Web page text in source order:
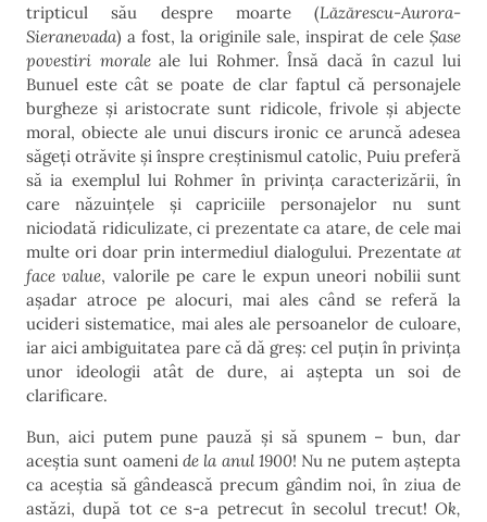
tripticul său despre moarte (Lăzărescu-Aurora-
Sieranevada) a fost, la originile sale, inspirat de cele Șase
povestiri moraleale lui Rohmer. Însă dacă în cazul lui
Bunuel este cât se poate de clar faptul că personajele
burgheze și aristocrate sunt ridicole, frivole și abjecte
moral, obiecte ale unui discurs ironic ce aruncă adesea
săgeți otrăvite și înspre creștinismul catolic, Puiu preferă
să ia exemplul lui Rohmer în privința caracterizării, în
care năzuințele și capriciile personajelor nu sunt
niciodată ridiculizate, ci prezentate ca atare, de cele mai
multe ori doar prin intermediul dialogului. Prezentate at
face value, valorile pe care le expun uneori nobilii sunt
așadar atroce pe alocuri, mai ales când se referă la
ucideri sistematice, mai ales ale persoanelor de culoare,
iar aici ambiguitatea pare că dă greș: cel puțin în privința
unor ideologii atât de dure, ai aștepta un soi de
clarificare.
Bun, aici putem pune pauză și să spunem – bun, dar
aceștia sunt oameni de la anul 1900! Nu ne putem aștepta
ca aceștia să gândească precum gândim noi, în ziua de
astăzi, după tot ce s-a petrecut în secolul trecut! Ok,